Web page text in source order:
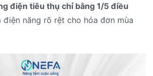
điện tiêu thụ chỉ bằng 1/5 điều
điện năng rõ rệt cho hóa đơn mùa